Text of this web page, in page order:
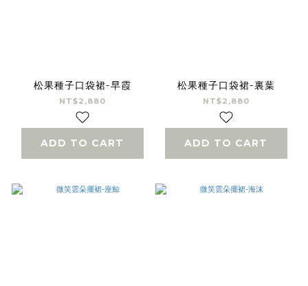
松果種子口袋裙-早霞
NT$2,880
ADD TO CART
松果種子口袋裙-裏葉
NT$2,880
ADD TO CART